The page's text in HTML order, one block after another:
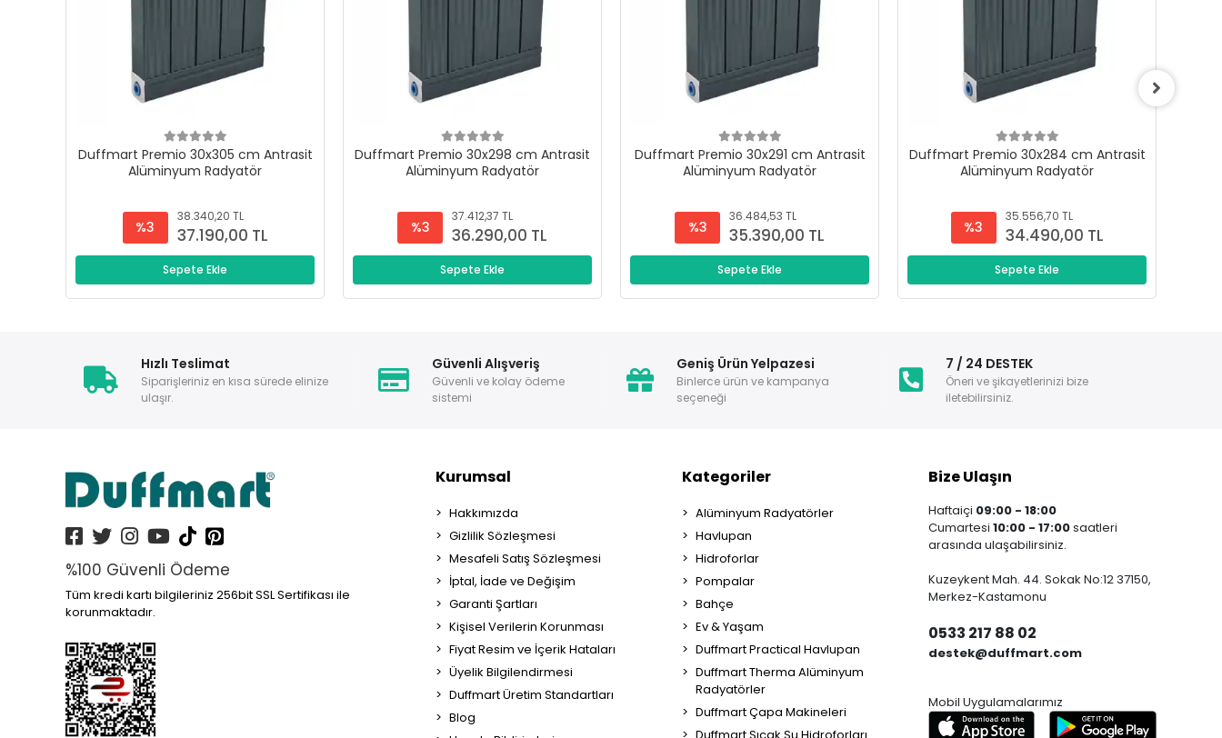
Duffmart Premio 30x305 cm Antrasit
Alüminyum Radyatör
%3
38.340,20 TL
37.190,00 TL
Sepete Ekle
Duffmart Premio 30x298 cm Antrasit
Alüminyum Radyatör
%3
37.412,37 TL
36.290,00 TL
Sepete Ekle
Duffmart Premio 30x291 cm Antrasit
Alüminyum Radyatör
%3
36.484,53 TL
35.390,00 TL
Sepete Ekle
Duffmart Premio 30x284 cm Antrasit
Alüminyum Radyatör
%3
35.556,70 TL
34.490,00 TL
Sepete Ekle
Hızlı Teslimat
Siparişleriniz en kısa sürede elinize
ulaşır.
Güvenli Alışveriş
Güvenli ve kolay ödeme
sistemi
Geniş Ürün Yelpazesi
Binlerce ürün ve kampanya
seçeneği
7 / 24 DESTEK
Öneri ve şikayetlerinizi bize
iletebilirsiniz.
%100 Güvenli Ödeme
Tüm kredi kartı bilgileriniz 256bit SSL Sertifikası ile
korunmaktadır.
Kurumsal
Hakkımızda
Gizlilik Sözleşmesi
Mesafeli Satış Sözleşmesi
İptal, İade ve Değişim
Garanti Şartları
Kişisel Verilerin Korunması
Fiyat Resim ve İçerik Hataları
Üyelik Bilgilendirmesi
Duffmart Üretim Standartları
Blog
Kategoriler
Alüminyum Radyatörler
Havlupan
Hidroforlar
Pompalar
Bahçe
Ev & Yaşam
Duffmart Practical Havlupan
Duffmart Therma Alüminyum
Radyatörler
Duffmart Çapa Makineleri
Bize Ulaşın
Haftaiçi 09:00 - 18:00
Cumartesi 10:00 - 17:00saatleri
arasında ulaşabilirsiniz.
Kuzeykent Mah. 44. Sokak No:12 37150,
Merkez-Kastamonu
0533 217 88 02
destek@duffmart.com
Mobil Uygulamalarımız